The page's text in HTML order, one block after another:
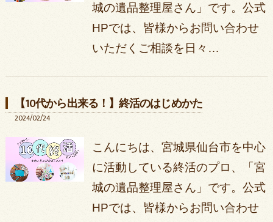
城の遺品整理屋さん」です。公式
HPでは、皆様からお問い合わせ
いただくご相談を日々…
【10代から出来る！】終活のはじめかた
2024/02/24
こんにちは、宮城県仙台市を中心
に活動している終活のプロ、「宮
城の遺品整理屋さん」です。公式
HPでは、皆様からお問い合わせ